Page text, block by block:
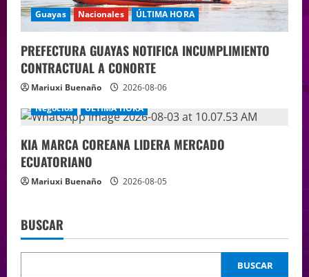
Guayas Nacionales ÚLTIMA HORA
PREFECTURA GUAYAS NOTIFICA INCUMPLIMIENTO
CONTRACTUAL A CONORTE
Mariuxi Buenaño
2026-08-06
Negocios
ÚLTIMA HORA
KIA MARCA COREANA LIDERA MERCADO
ECUATORIANO
Mariuxi Buenaño 2026-08-05
BUSCAR
BUSCAR